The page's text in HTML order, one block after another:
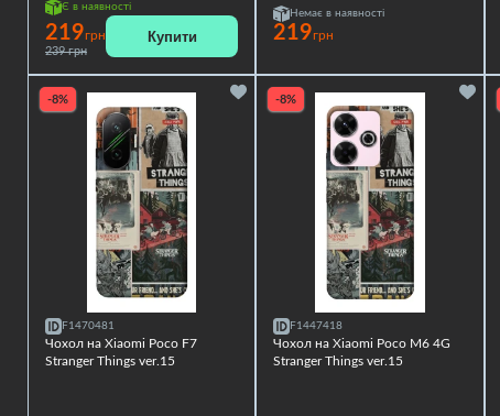
Є в наявності
219грн
239 грн
Купити
Немає в наявності
219грн
-8%
F1470481
Чохол на Xiaomi Poco F7
Stranger Things ver.15
-8%
F1447418
Чохол на Xiaomi Poco M6 4G
Stranger Things ver.15